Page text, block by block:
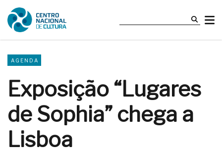
AGENDA
Exposição “Lugares
de Sophia” chega a
Lisboa